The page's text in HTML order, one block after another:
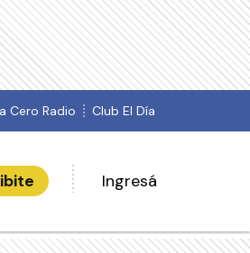
Cero Radio Club El Día
Ingresá